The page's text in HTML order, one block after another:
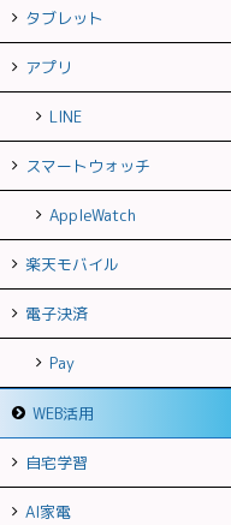
タブレット
アプリ
LINE
スマートウォッチ
AppleWatch
楽天モバイル
電子決済
Pay
WEB活用
自宅学習
AI家電